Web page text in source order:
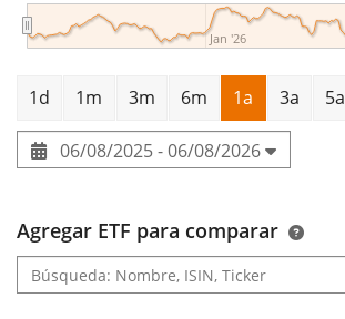
Jan '26
1d 1m 3m 6m 1a 3a 5a
06/08/2025 - 06/08/2026
Agregar ETF para comparar